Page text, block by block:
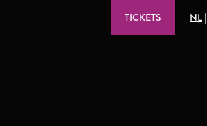
TICKETS NL |